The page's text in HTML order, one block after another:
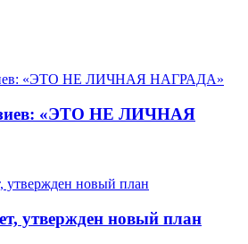
«ЭТО НЕ ЛИЧНАЯ
утвержден новый план